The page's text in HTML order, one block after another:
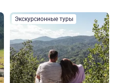
Экскурсионные туры